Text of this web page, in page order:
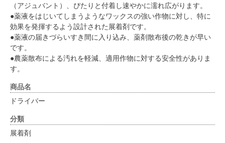
（アジュバント）、ぴたりと付着し速やかに濡れ広がります。
●薬液をはじいてしまうようなワックスの強い作物に対し、特に
効果を発揮するよう設計された展着剤です。
●薬液の届きづらいすき間に入り込み、薬剤散布後の乾きが早い
です。
●農薬散布による汚れを軽減、適用作物に対する安全性がありま
す。
商品名
ドライバー
分類
展着剤